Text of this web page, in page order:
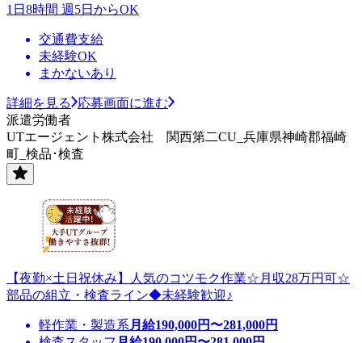
1日8時間 週5日からOK
交通費支給
未経験OK
まかないあり
詳細を見る
応募画面に進む
派遣労働者
UTエージェント株式会社 関西第二CU_兵庫県神崎郡福崎
町_検品･検査
【夜勤×土日祝休み】人気のコツモク作業☆月収28万円可☆
部品の組立・検査ライン◆未経験歓迎♪
軽作業・製造系 月給190,000円〜281,000円